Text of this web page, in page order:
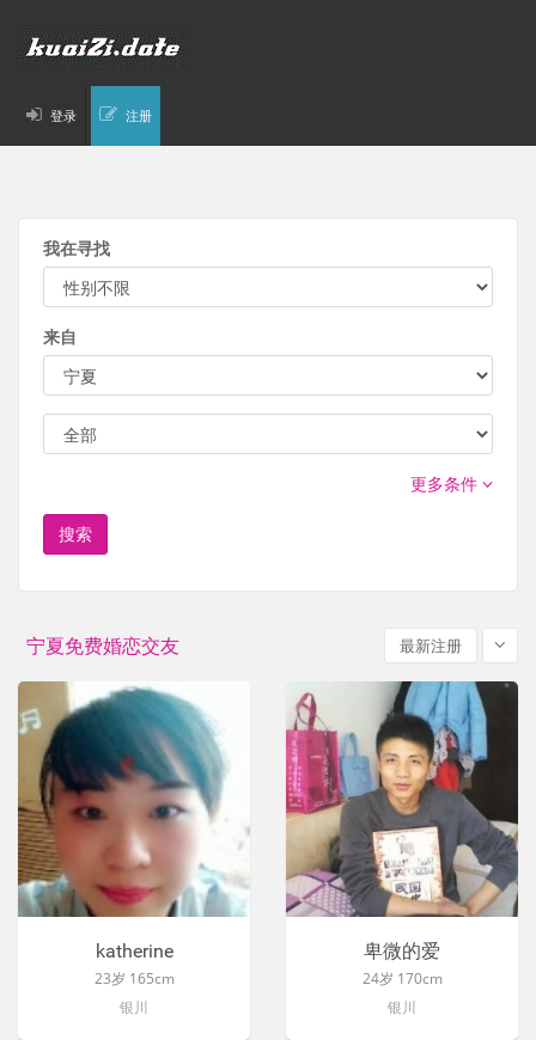
登录 注册
我在寻找
来自
更多条件
搜索
宁夏免费婚恋交友 最新注册
katherine
23岁 165cm
银川
卑微的爱
24岁 170cm
银川